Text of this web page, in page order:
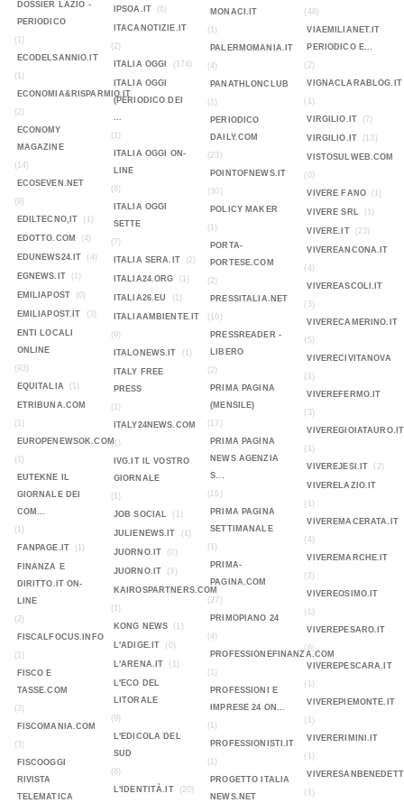
DOSSIER LAZIO -
PERIODICO
(1)
ECODELSANNIO.IT
(1)
ECONOMIA&RISPARMIO.IT
(2)
ECONOMY
MAGAZINE
(14)
ECOSEVEN.NET
(9)
EDILTECNO,IT
(1)
EDOTTO.COM (4)
EDUNEWS24.IT (4)
EGNEWS.IT (1)
EMILIAPOST (0)
EMILIAPOST.IT (3)
ENTI LOCALI
ONLINE
(93)
EQUITALIA
(1)
ETRIBUNA.COM
(1)
EUROPENEWSOK.COM
(1)
EUTEKNE IL
GIORNALE DEI
COM...
(1)
FANPAGE.IT
(1)
FINANZA E
DIRITTO.IT ON-
LINE
(2)
FISCALFOCUS.INFO
(1)
FISCO E
TASSE.COM
(3)
FISCOMANIA.COM
(3)
FISCOOGGI
RIVISTA
TELEMATICA
IPSOA.IT
(6)
ITACANOTIZIE.IT
(2)
ITALIA OGGI
(174)
ITALIA OGGI
(PERIODICO DEI
...
(1)
ITALIA OGGI ON-
LINE
(8)
ITALIA OGGI
SETTE
(7)
ITALIA SERA.IT
(2)
ITALIA24.ORG (1)
ITALIA26.EU (1)
ITALIAAMBIENTE.IT
(9)
ITALONEWS.IT
(1)
ITALY FREE
PRESS
(1)
ITALY24NEWS.COM
(1)
IVG.IT IL VOSTRO
GIORNALE
(1)
JOB SOCIAL
(1)
JULIENEWS.IT (1)
JUORNO.IT (0)
JUORNO.IT (3)
KAIROSPARTNERS.COM
(1)
KONG NEWS
(1)
L'ADIGE.IT (0)
L'ARENA.IT (1)
L'ECO DEL
LITORALE
(9)
L'EDICOLA DEL
SUD
(8)
L'IDENTITÀ.IT
(20)
MONACI.IT
(1)
PALERMOMANIA.IT
(4)
PANATHLONCLUB
(1)
PERIODICO
DAILY.COM
(23)
POINTOFNEWS.IT
(30)
POLICY MAKER
(1)
PORTA-
PORTESE.COM
(2)
PRESSITALIA.NET
(10)
PRESSREADER -
LIBERO
(2)
PRIMA PAGINA
(MENSILE)
(17)
PRIMA PAGINA
NEWS AGENZIA
S...
(16)
PRIMA PAGINA
SETTIMANALE
(1)
PRIMA-
PAGINA.COM
(27)
PRIMOPIANO 24
(4)
PROFESSIONEFINANZA.COM
(1)
PROFESSIONI E
IMPRESE 24 ON...
(1)
PROFESSIONISTI.IT
(1)
PROGETTO ITALIA
NEWS.NET
(48)
VIAEMILIANET.IT
PERIODICO E...
(2)
VIGNACLARABLOG.IT
(1)
VIRGILIO.IT
(7)
VIRGILIO.IT (13)
VISTOSULWEB.COM
(0)
VIVERE FANO
(1)
VIVERE SRL (1)
VIVERE.IT (23)
VIVEREANCONA.IT
(4)
VIVEREASCOLI.IT
(3)
VIVERECAMERINO.IT
(5)
VIVERECIVITANOVA
(1)
VIVEREFERMO.IT
(3)
VIVEREGIOIATAURO.IT
(1)
VIVEREJESI.IT
(2)
VIVERELAZIO.IT
(1)
VIVEREMACERATA.IT
(4)
VIVEREMARCHE.IT
(2)
VIVEREOSIMO.IT
(1)
VIVEREPESARO.IT
(6)
VIVEREPESCARA.IT
(1)
VIVEREPIEMONTE.IT
(1)
VIVERERIMINI.IT
(1)
(1)